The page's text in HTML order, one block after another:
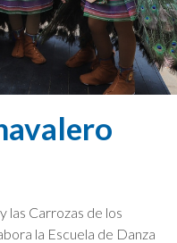
las Carrozas de los
la Escuela de Danza